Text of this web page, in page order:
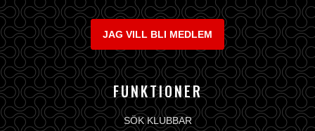
JAG VILL BLI MEDLEM
FUNKTIONER
SÖK KLUBBAR